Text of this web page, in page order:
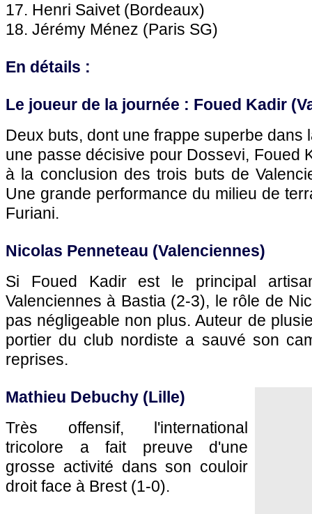
17. Henri Saivet (Bordeaux)
18. Jérémy Ménez (Paris SG)
En détails :
Le joueur de la journée : Foued Kadir
Deux buts, dont une frappe superbe dans
une passe décisive pour Dossevi, Foued
à la conclusion des trois buts de
Une grande performance du milieu de
Furiani.
Nicolas Penneteau (Valenciennes)
Si Foued Kadir est le principal
Valenciennes à Bastia(2-3), le rôle de
pas négligeable non plus. Auteur de
portier du club nordiste a sauvé son
reprises.
Mathieu Debuchy (Lille)
Très offensif, l'international
tricolore a fait preuve d'une
grosse activité dans son couloir
droit face à Brest (1-0).